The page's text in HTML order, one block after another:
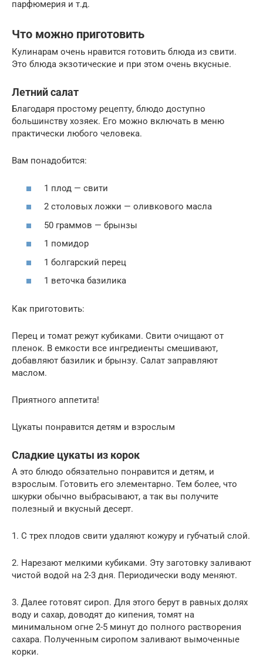
парфюмерия и т.д.
Что можно приготовить
Кулинарам очень нравится готовить блюда из свити.
Это блюда экзотические и при этом очень вкусные.
Летний салат
Благодаря простому рецепту, блюдо доступно
большинству хозяек. Его можно включать в меню
практически любого человека.
Вам понадобится:
1 плод — свити
2 столовых ложки — оливкового масла
50 граммов — брынзы
1 помидор
1 болгарский перец
1 веточка базилика
Как приготовить:
Перец и томат режут кубиками. Свити очищают от
пленок. В емкости все ингредиенты смешивают,
добавляют базилик и брынзу. Салат заправляют
маслом.
Приятного аппетита!
Цукаты понравится детям и взрослым
Сладкие цукаты из корок
А это блюдо обязательно понравится и детям, и
взрослым. Готовить его элементарно. Тем более, что
шкурки обычно выбрасывают, а так вы получите
полезный и вкусный десерт.
1. С трех плодов свити удаляют кожуру и губчатый слой.
2. Нарезают мелкими кубиками. Эту заготовку заливают
чистой водой на 2-3 дня. Периодически воду меняют.
3. Далее готовят сироп. Для этого берут в равных долях
воду и сахар, доводят до кипения, томят на
минимальном огне 2-5 минут до полного растворения
сахара. Полученным сиропом заливают вымоченные
корки.